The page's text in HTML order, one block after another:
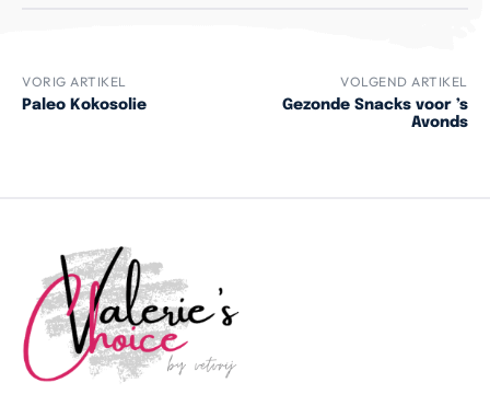
VORIG ARTIKEL
Paleo Kokosolie
VOLGEND ARTIKEL
Gezonde Snacks voor ’s
Avonds